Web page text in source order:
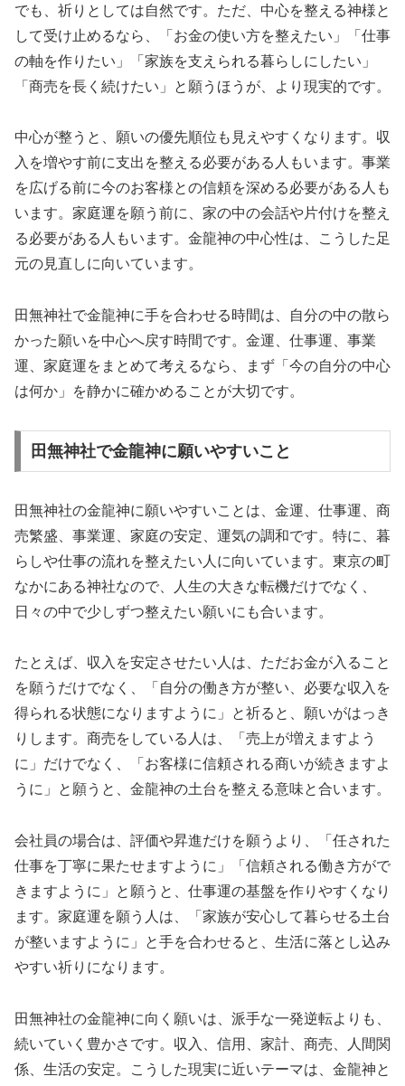
でも、祈りとしては自然です。ただ、中心を整える神様と
して受け止めるなら、「お金の使い方を整えたい」「仕事
の軸を作りたい」「家族を支えられる暮らしにしたい」
「商売を長く続けたい」と願うほうが、より現実的です。
中心が整うと、願いの優先順位も見えやすくなります。収
入を増やす前に支出を整える必要がある人もいます。事業
を広げる前に今のお客様との信頼を深める必要がある人も
います。家庭運を願う前に、家の中の会話や片付けを整え
る必要がある人もいます。金龍神の中心性は、こうした足
元の見直しに向いています。
田無神社で金龍神に手を合わせる時間は、自分の中の散ら
かった願いを中心へ戻す時間です。金運、仕事運、事業
運、家庭運をまとめて考えるなら、まず「今の自分の中心
は何か」を静かに確かめることが大切です。
田無神社で金龍神に願いやすいこと
田無神社の金龍神に願いやすいことは、金運、仕事運、商
売繁盛、事業運、家庭の安定、運気の調和です。特に、暮
らしや仕事の流れを整えたい人に向いています。東京の町
なかにある神社なので、人生の大きな転機だけでなく、
日々の中で少しずつ整えたい願いにも合います。
たとえば、収入を安定させたい人は、ただお金が入ること
を願うだけでなく、「自分の働き方が整い、必要な収入を
得られる状態になりますように」と祈ると、願いがはっき
りします。商売をしている人は、「売上が増えますよう
に」だけでなく、「お客様に信頼される商いが続きますよ
うに」と願うと、金龍神の土台を整える意味と合います。
会社員の場合は、評価や昇進だけを願うより、「任された
仕事を丁寧に果たせますように」「信頼される働き方がで
きますように」と願うと、仕事運の基盤を作りやすくなり
ます。家庭運を願う人は、「家族が安心して暮らせる土台
が整いますように」と手を合わせると、生活に落とし込み
やすい祈りになります。
田無神社の金龍神に向く願いは、派手な一発逆転よりも、
続いていく豊かさです。収入、信用、家計、商売、人間関
係、生活の安定。こうした現実に近いテーマは、金龍神と